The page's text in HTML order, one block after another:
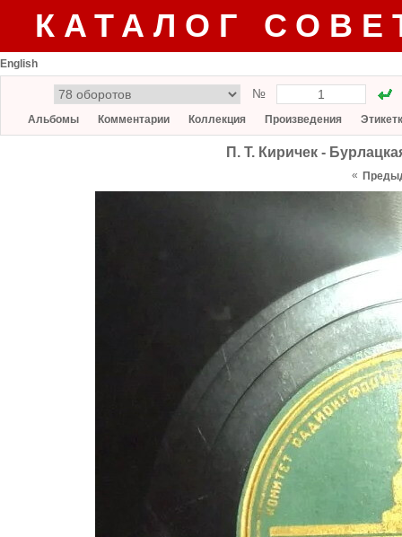
КАТАЛОГ
English
№
Альбомы Комментарии Коллекция Произведения
П. Т. Киричек -
«